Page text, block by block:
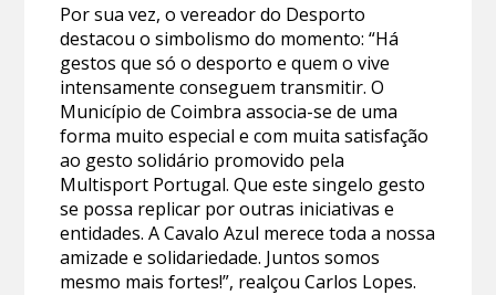
Por sua vez, o vereador do Desporto
destacou o simbolismo do momento: “Há
gestos que só o desporto e quem o vive
intensamente conseguem transmitir. O
Município de Coimbra associa-se de uma
forma muito especial e com muita satisfação
ao gesto solidário promovido pela
Multisport Portugal. Que este singelo gesto
se possa replicar por outras iniciativas e
entidades. A Cavalo Azul merece toda a nossa
amizade e solidariedade. Juntos somos
mesmo mais fortes!”, realçou Carlos Lopes.